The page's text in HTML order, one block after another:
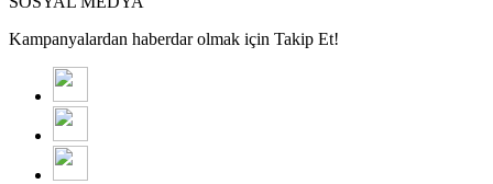
Kampanyalardan haberdar olmak için Takip Et!